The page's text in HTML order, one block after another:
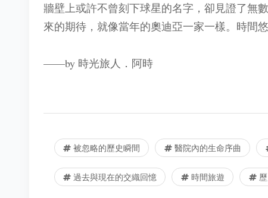
牆壁上或許不曾刻下球星的名字，卻見證了無
來的期待，就像當年的奧迪亞一家一樣。​時間
​——by 時光旅人．阿時
被忽略的歷史瞬間 醫院內的生命序曲
過去與現在的交織回憶 時間旅遊 歷